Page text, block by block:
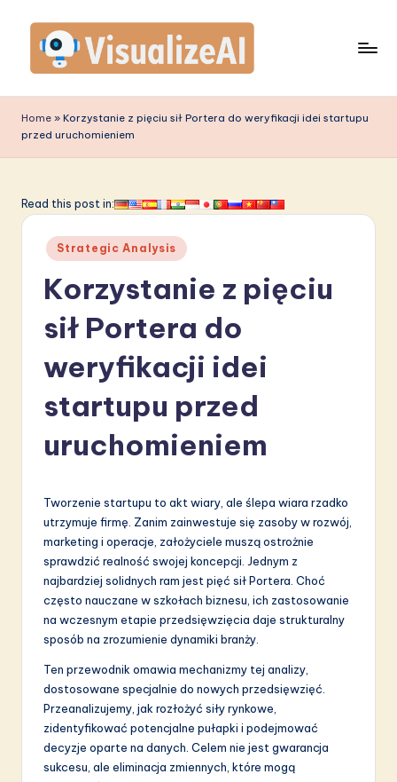
content
is
u
li
A
L
in
A
Home » Korzystanie z pięciu sił Portera do weryfikacji idei startupu
przed uruchomieniem
Read this post in:
Posted
in
Strategic Analysis
Korzystanie z pięciu
sił Portera do
weryfikacji idei
startupu przed
uruchomieniem
Tworzenie startupu to akt wiary, ale ślepa wiara rzadko
utrzymuje firmę. Zanim zainwestuje się zasoby w rozwój,
marketing i operacje, założyciele muszą ostrożnie
sprawdzić realność swojej koncepcji. Jednym z
najbardziej solidnych ram jest pięć sił Portera. Choć
często nauczane w szkołach biznesu, ich zastosowanie
na wczesnym etapie przedsięwzięcia daje strukturalny
sposób na zrozumienie dynamiki branży.
Ten przewodnik omawia mechanizmy tej analizy,
dostosowane specjalnie do nowych przedsięwzięć.
Przeanalizujemy, jak rozłożyć siły rynkowe,
zidentyfikować potencjalne pułapki i podejmować
decyzje oparte na danych. Celem nie jest gwarancja
sukcesu, ale eliminacja zmiennych, które mogą